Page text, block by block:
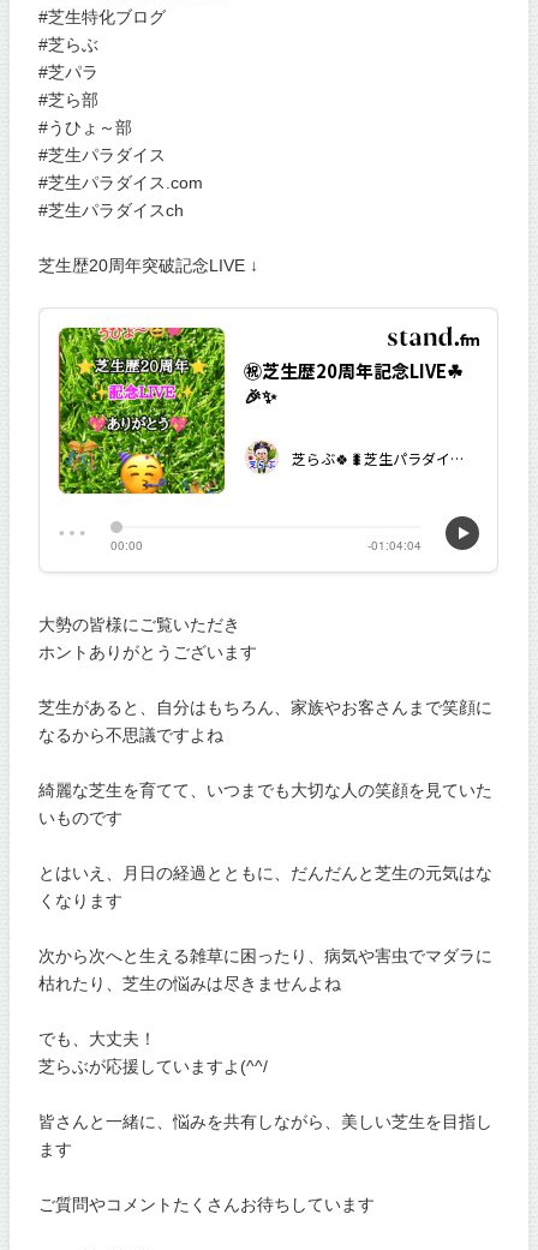
#芝生特化ブログ
#芝らぶ
#芝パラ
#芝ら部
#うひょ～部
#芝生パラダイス
#芝生パラダイス.com
#芝生パラダイスch
芝生歴20周年突破記念LIVE ↓
大勢の皆様にご覧いただき
ホントありがとうございます
芝生があると、自分はもちろん、家族やお客さんまで笑顔に
なるから不思議ですよね
綺麗な芝生を育てて、いつまでも大切な人の笑顔を見ていた
いものです
とはいえ、月日の経過とともに、だんだんと芝生の元気はな
くなります
次から次へと生える雑草に困ったり、病気や害虫でマダラに
枯れたり、芝生の悩みは尽きませんよね
でも、大丈夫！
芝らぶが応援していますよ(^^/
皆さんと一緒に、悩みを共有しながら、美しい芝生を目指し
ます
ご質問やコメントたくさんお待ちしています